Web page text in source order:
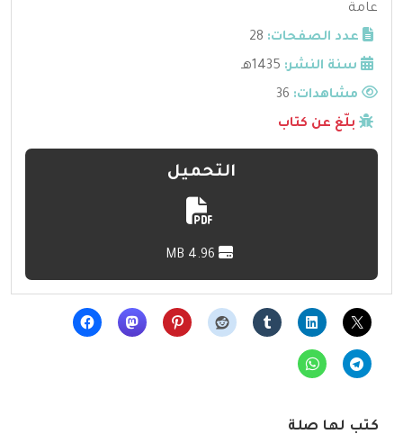
عامة
عدد الصفحات: 28
سنة النشر: 1435هـ
مشاهدات:
بلّغ عن كتاب
التحميل
كتب لها صلة